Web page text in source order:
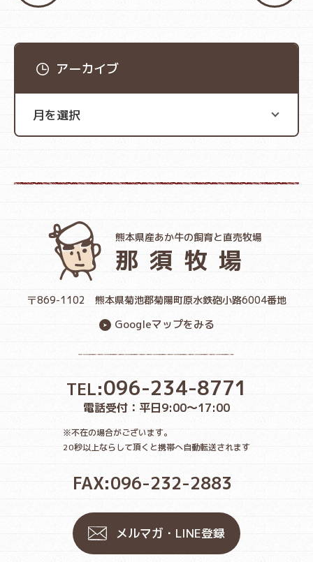
アーカイブ
熊本県産あか牛の飼育と直売牧場
那須牧場
〒869-1102 熊本県菊池郡菊陽町原水鉄砲小路6004番地
Googleマップをみる
TEL:096-234-8771
電話受付：平日9:00〜17:00
※不在の場合がございます。
20秒以上ならして頂くと携帯へ自動転送されます
FAX:096-232-2883
メルマガ・LINE登録